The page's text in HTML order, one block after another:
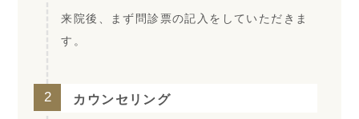
来院後、まず問診票の記入をしていただきま
す。
2 カウンセリング